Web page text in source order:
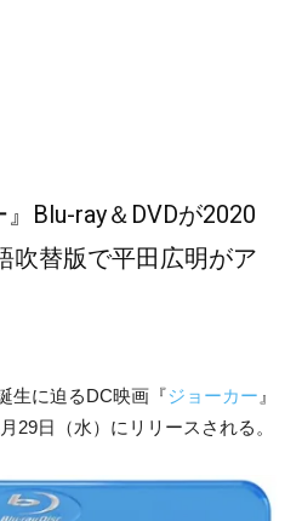
Blu-ray＆DVDが2020
吹替版で平田広明がア
生に迫るDC映画『ジョーカー 』
29日（水）にリリースされる。